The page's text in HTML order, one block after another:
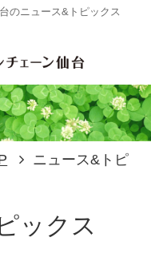
のニュース&トピックス
ニュース&トピ
ックス